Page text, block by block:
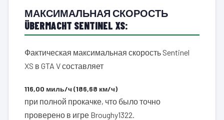
МАКСИМАЛЬНАЯ СКОРОСТЬ
ÜBERMACHT SENTINEL XS:
Фактическая максимальная скорость Sentinel
XS в GTA V составляет
116,00 миль/ч (186,68 км/ч)
при полной прокачке, что было точно
проверено в игре Broughy1322.